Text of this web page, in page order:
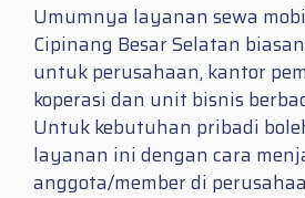
Umumnya layanan sewa
Cipinang Besar Selatan
untuk perusahaan, kantor
koperasi dan unit bisnis
Untuk kebutuhan pribadi
layanan ini dengan cara
anggota/member di